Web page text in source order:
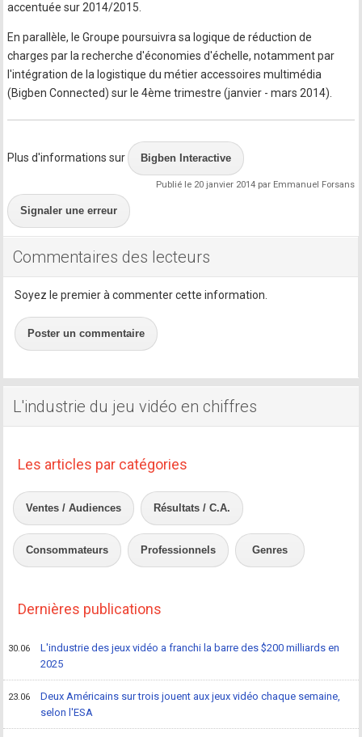
accentuée sur 2014/2015.
En parallèle, le Groupe poursuivra sa logique de réduction de
charges par la recherche d'économies d'échelle, notamment par
l'intégration de la logistique du métier accessoires multimédia
(Bigben Connected) sur le 4ème trimestre (janvier - mars 2014).
Plus d'informations sur Bigben Interactive
Publié le 20 janvier 2014 par Emmanuel Forsans
Signaler une erreur
Commentaires des lecteurs
Soyez le premier à commenter cette information.
Poster un commentaire
L'industrie du jeu vidéo en chiffres
Les articles par catégories
Ventes / Audiences Résultats / C.A.
Consommateurs Professionnels Genres
Dernières publications
30.06
L'industrie des jeux vidéo a franchi la barre des $200 milliards en
2025
23.06
Deux Américains sur trois jouent aux jeux vidéo chaque semaine,
selon l'ESA